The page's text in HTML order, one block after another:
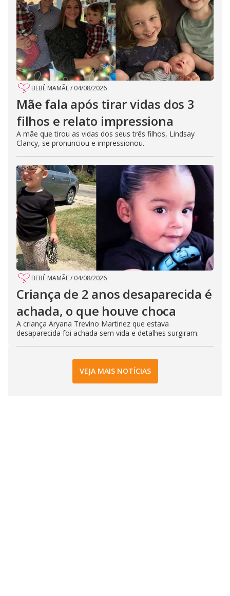
BEBÊ MAMÃE/ 04/08/2026
Mãe fala após tirar vidas dos 3
filhos e relato impressiona
A mãe que tirou as vidas dos seus três filhos, Lindsay
Clancy, se pronunciou e impressionou.
BEBÊ MAMÃE/ 04/08/2026
Criança de 2 anos desaparecida é
achada, o que houve choca
A criança Aryana Trevino Martinez que estava
desaparecida foi achada sem vida e detalhes surgiram.
VEJA MAIS NOTÍCIAS